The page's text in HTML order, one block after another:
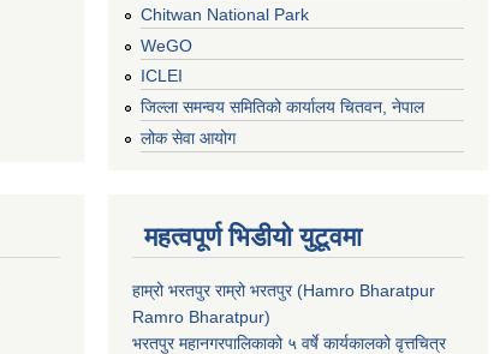
Chitwan National Park
WeGO
ICLEI
जिल्ला समन्वय समितिको कार्यालय चितवन, नेपाल
लोक सेवा आयोग
महत्वपूर्ण भिडीयो युटूवमा
हाम्रो भरतपुर राम्रो भरतपुर (Hamro Bharatpur
Ramro Bharatpur)
भरतपुर महानगरपालिकाको ५ वर्षे कार्यकालको वृत्तचित्र